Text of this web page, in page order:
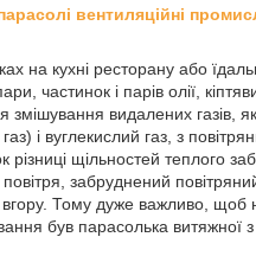
вентиляційні
на кухні ресторану або
частинок і парів олії,
змішування видалених газів,
і вуглекислий газ, з
різниці щільностей теплого
забруднений
Тому дуже важливо, щоб
був парасолька витяжної з